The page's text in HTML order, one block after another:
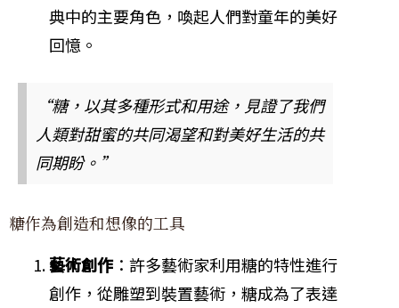
典中的主要角色，喚起人們對童年的美好
回憶。
“糖，以其多種形式和用途，見證了我們
人類對甜蜜的共同渴望和對美好生活的共
同期盼。”
糖作為創造和想像的工具
藝術創作：許多藝術家利用糖的特性進行
創作，從雕塑到裝置藝術，糖成為了表達